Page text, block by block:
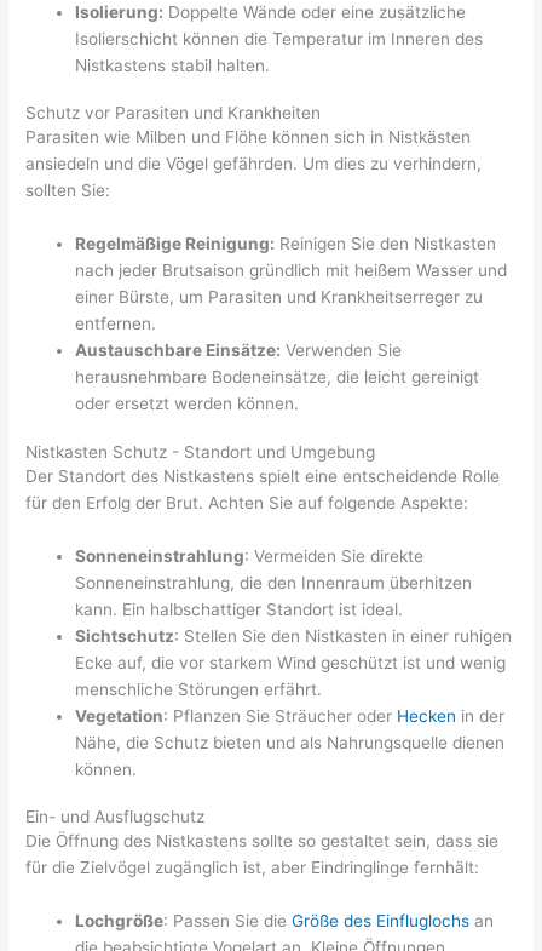
Isolierung: Doppelte Wände oder eine zusätzliche
Isolierschicht können die Temperatur im Inneren des
Nistkastens stabil halten.
Schutz vor Parasiten und Krankheiten
Parasiten wie Milben und Flöhe können sich in Nistkästen
ansiedeln und die Vögel gefährden. Um dies zu verhindern,
sollten Sie:
Regelmäßige Reinigung: Reinigen Sie den Nistkasten
nach jeder Brutsaison gründlich mit heißem Wasser und
einer Bürste, um Parasiten und Krankheitserreger zu
entfernen.
Austauschbare Einsätze: Verwenden Sie
herausnehmbare Bodeneinsätze, die leicht gereinigt
oder ersetzt werden können.
Nistkasten Schutz - Standort und Umgebung
Der Standort des Nistkastens spielt eine entscheidende Rolle
für den Erfolg der Brut. Achten Sie auf folgende Aspekte:
Sonneneinstrahlung: Vermeiden Sie direkte
Sonneneinstrahlung, die den Innenraum überhitzen
kann. Ein halbschattiger Standort ist ideal.
Sichtschutz: Stellen Sie den Nistkasten in einer ruhigen
Ecke auf, die vor starkem Wind geschützt ist und wenig
menschliche Störungen erfährt.
Vegetation: Pflanzen Sie Sträucher oder Hecken in der
Nähe, die Schutz bieten und als Nahrungsquelle dienen
können.
Ein- und Ausflugschutz
Die Öffnung des Nistkastens sollte so gestaltet sein, dass sie
für die Zielvögel zugänglich ist, aber Eindringlinge fernhält:
Lochgröße: Passen Sie dieGröße des Einfluglochs an